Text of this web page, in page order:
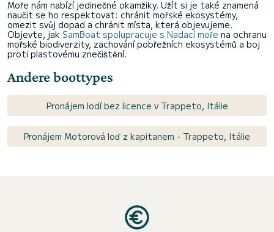
Moře nám nabízí jedinečné okamžiky. Užít si je také znamená
naučit se ho respektovat: chránit mořské ekosystémy,
omezit svůj dopad a chránit místa, která objevujeme.
Objevte, jak SamBoat spolupracuje s Nadací moře na ochranu
mořské biodiverzity, zachování pobřežních ekosystémů a boj
proti plastovému znečištění.
Andere boottypes
Pronájem lodí bez licence v Trappeto, Itálie
Pronájem Motorová loď z kapitanem - Trappeto, Itálie